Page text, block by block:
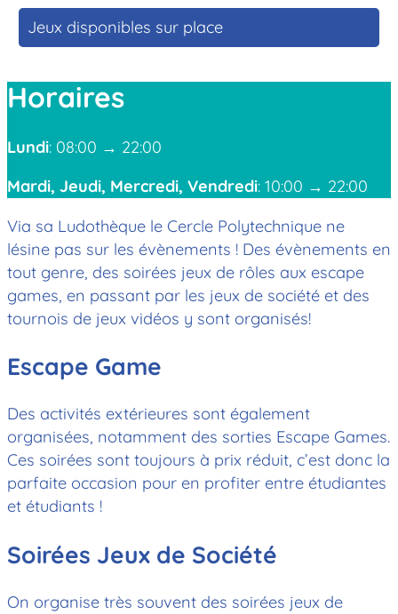
Jeux disponibles sur place
Horaires
Lundi: 08:00 → 22:00
Mardi, Jeudi, Mercredi, Vendredi: 10:00 → 22:00
Via sa Ludothèque le Cercle Polytechnique ne
lésine pas sur les évènements ! Des évènements en
tout genre, des soirées jeux de rôles aux escape
games, en passant par les jeux de société et des
tournois de jeux vidéos y sont organisés!
Escape Game
Des activités extérieures sont également
organisées, notamment des sorties Escape Games.
Ces soirées sont toujours à prix réduit, c’est donc la
parfaite occasion pour en profiter entre étudiantes
et étudiants !
Soirées Jeux de Société
On organise très souvent des soirées jeux de